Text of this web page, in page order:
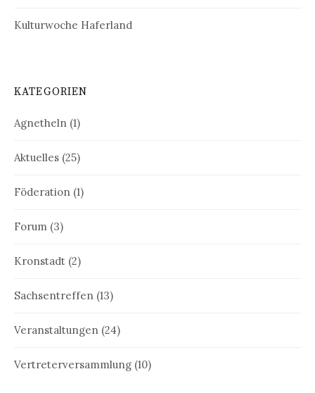
Kulturwoche Haferland
KATEGORIEN
Agnetheln (1)
Aktuelles (25)
Föderation (1)
Forum (3)
Kronstadt (2)
Sachsentreffen (13)
Veranstaltungen (24)
Vertreterversammlung (10)